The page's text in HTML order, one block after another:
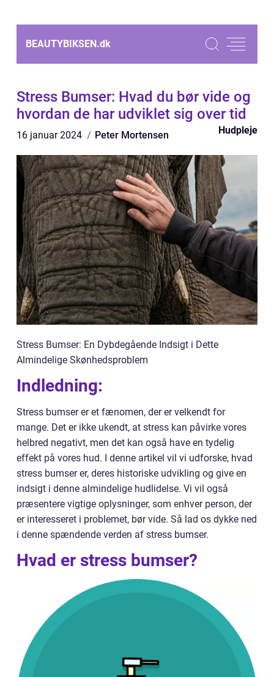
BEAUTYBIKSEN.dk
Stress Bumser: Hvad du bør vide og
hvordan de har udviklet sig over tid
16 januar 2024 Peter Mortensen Hudpleje
Stress Bumser: En Dybdegående Indsigt i Dette
Almindelige Skønhedsproblem
Indledning:
Stress bumser er et fænomen, der er velkendt for
mange. Det er ikke ukendt, at stress kan påvirke vores
helbred negativt, men det kan også have en tydelig
effekt på vores hud. I denne artikel vil vi udforske, hvad
stress bumser er, deres historiske udvikling og give en
indsigt i denne almindelige hudlidelse. Vi vil også
præsentere vigtige oplysninger, som enhver person, der
er interesseret i problemet, bør vide. Så lad os dykke ned
i denne spændende verden af stress bumser.
Hvad er stress bumser?